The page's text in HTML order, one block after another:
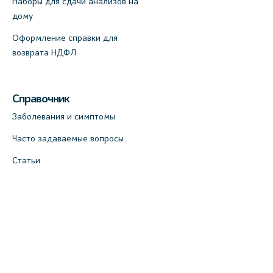
дому
Оформление справки для
возврата НДФЛ
Справочник
Заболевания и симптомы
Часто задаваемые вопросы
Статьи